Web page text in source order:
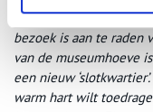
Slotweg 42 te
bezoek is aan te raden
van de museumhoeve
een nieuw
warm hart wilt